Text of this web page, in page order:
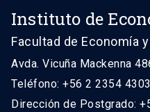
Instituto de
Facultad de Economía
Avda. Vicuña Mackenna
Teléfono: +56 2 2354 4303
Dirección de Postgrado: